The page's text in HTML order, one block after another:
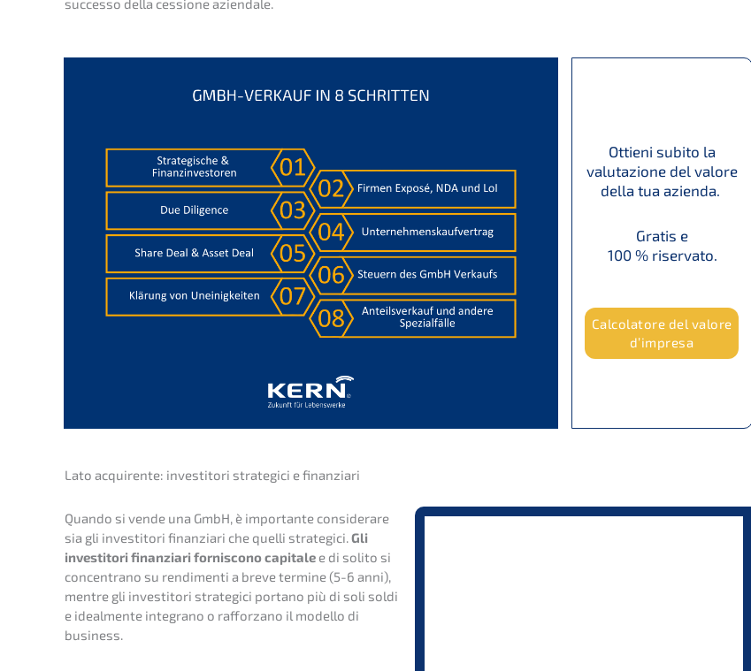
succes­so della cessio­ne aziendale.
Ottieni subito la
valuta­zio­ne del valore
della tua azienda.
Gratis e
100 % riservato.
Calco­la­to­re del valore
d’impresa
Lato acqui­ren­te: inves­ti­to­ri strate­gi­ci e finanziari
Quando si vende una GmbH, è importan­te consider­a­re
sia gli inves­ti­to­ri finan­zia­ri che quelli strate­gi­ci.Gli
inves­ti­to­ri finan­zia­ri fornis­co­no capita­le e di solito si
concen­tra­no su rendi­men­ti a breve termi­ne (5-6 anni),
mentre gli inves­ti­to­ri strate­gi­ci porta­no più di soli soldi
e ideal­men­te integra­no o raffor­za­no il model­lo di
business.